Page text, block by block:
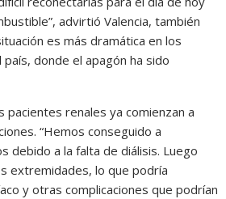
advirtió Valencia, también
es más dramática en los
donde el apagón ha sido
pacientes renales ya comienzan a
“Hemos conseguido a
debido a la falta de diálisis. Luego
extremidades, lo que podría
y otras complicaciones que podrían